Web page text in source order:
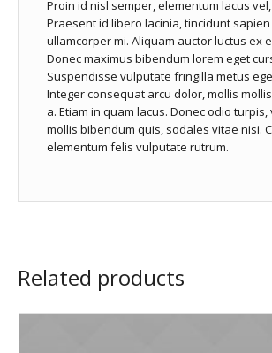
Proin id nisl semper, elementum lacus
Praesent id libero lacinia, tincidunt
ullamcorper mi. Aliquam auctor luctus ex
Donec maximus bibendum lorem eget
Suspendisse vulputate fringilla metus
Integer consequat arcu dolor, mollis
a. Etiam in quam lacus. Donec odio
mollis bibendum quis, sodales vitae nisi.
elementum felis vulputate rutrum.
Related products